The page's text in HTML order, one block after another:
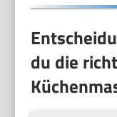
du die